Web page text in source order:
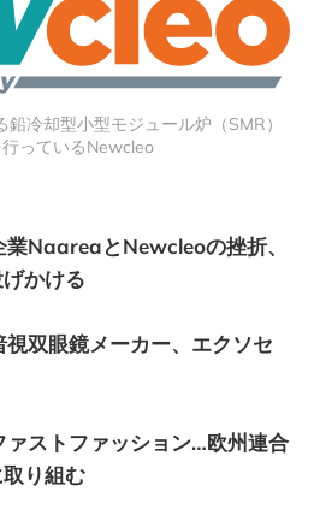
冷却型小型モジュール炉（SMR）
っているNewcleo
とNewcleoの挫折、
かける
眼鏡メーカー、エクソセ
トファッション…欧州連合
り組む